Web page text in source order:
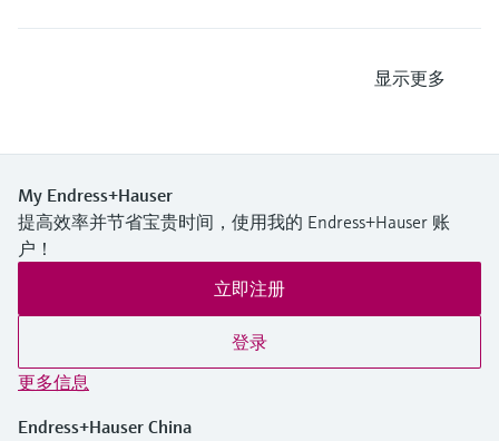
显示更多
My Endress+Hauser
提高效率并节省宝贵时间，使用我的 Endress+Hauser 账
户！
立即注册
登录
更多信息
Endress+Hauser China